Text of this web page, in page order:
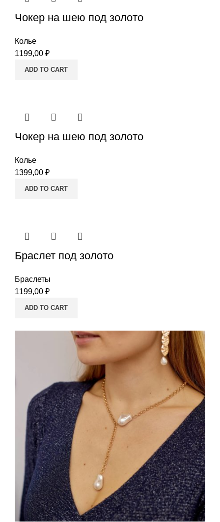
Чокер на шею под золото
Колье
1199,00 ₽
ADD TO CART
Чокер на шею под золото
Колье
1399,00 ₽
ADD TO CART
Браслет под золото
Браслеты
1199,00 ₽
ADD TO CART